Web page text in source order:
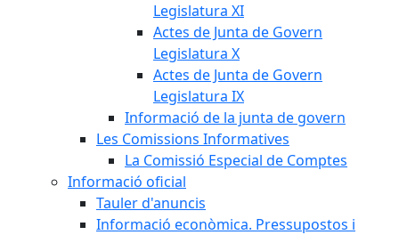
Legislatura XI
Actes de Junta de Govern
Legislatura X
Actes de Junta de Govern
Legislatura IX
Informació de la junta de govern
Les Comissions Informatives
La Comissió Especial de Comptes
Informació oficial
Tauler d'anuncis
Informació econòmica. Pressupostos i